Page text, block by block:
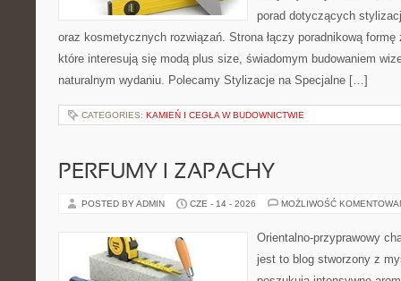
porad dotyczących
oraz kosmetycznych rozwiązań. Strona łączy poradnikową
które interesują się modą plus size, świadomym budowaniem
naturalnym wydaniu. Polecamy Stylizacje na Specjalne […]
CATEGORIES: KAMIEŃ I CEGŁA W BUDOWNICTWIE
PERFUMY I ZAPACHY
POSTED BY ADMIN CZE - 14 - 2026 MOŻLIWOŚĆ
Orientalno-przyprawowy
jest to blog stworzony z